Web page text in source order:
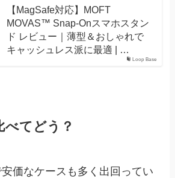
Loop Base
【MagSafe対応】MOFT
MOVAS™ Snap-Onスマホスタン
ド レビュー｜薄型＆おしゃれで
キャッシュレス派に最適 | …
べてどう？
価なケースも多く出回ってい